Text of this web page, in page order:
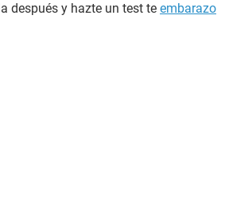
después y hazte un test te embarazo